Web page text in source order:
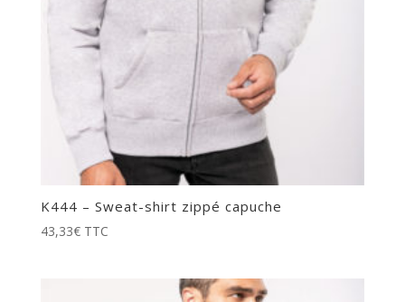
K444 – Sweat-shirt zippé capuche
43,33€ TTC